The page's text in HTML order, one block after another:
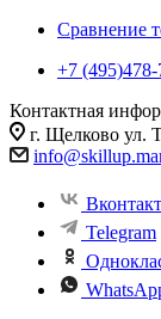
Сравнение
+7
Контактная
г. Щелково ул.
Telegram